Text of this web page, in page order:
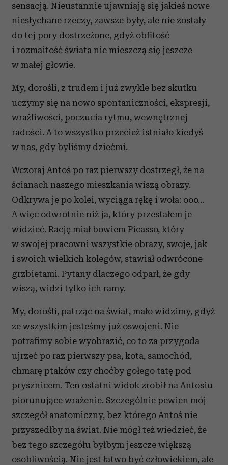
sensacją. Nieustannie ujawniają się jakieś nowe
niesłychane rzeczy, zawsze były, ale nie zostały
do tej pory dostrzeżone, gdyż obfitość
i rozmaitość świata nie mieszczą się jeszcze
w małej głowie.
My, dorośli, z trudem i już zwykle bez skutku
uczymy się na nowo spontaniczności, ekspresji,
wrażliwości, poczucia rytmu, wewnętrznej
radości. A to wszystko przecież istniało kiedyś
w nas, gdy byliśmy dziećmi.
Wczoraj Antoś po raz pierwszy dostrzegł, że na
ścianach naszego mieszkania wiszą obrazy.
Odkrywa je po kolei, wyciąga rękę i woła: ooo...
A więc odwrotnie niż ja, który przestałem je
widzieć. Rację miał bowiem Picasso, który
w swojej pracowni wszystkie obrazy, swoje, jak
i swoich wielkich kolegów, stawiał odwrócone
grzbietami. Pytany dlaczego odparł, że gdy
wiszą, widzi tylko ich ramy.
My, dorośli, patrząc na świat, mało widzimy, gdyż
ze wszystkim jesteśmy już oswojeni. Nie
potrafimy sobie wyobrazić, co to za przygoda
ujrzeć po raz pierwszy psa, kota, samochód,
chmarę ptaków czy choćby gołego tatę pod
prysznicem. Ten ostatni widok zrobił na Antosiu
piorunujące wrażenie. Szczególnie pewien mój
szczegół anatomiczny, bez którego Antoś nie
przyszedłby na świat. Nie mógł też wiedzieć, że
bez tego szczegółu byłbym jeszcze większą
osobliwością. Nie jest łatwo być człowiekiem, ale